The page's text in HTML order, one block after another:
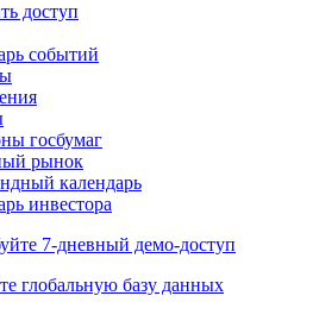
7-дневный
глобальную базу данных
доступ
событий
рынок
инвестора